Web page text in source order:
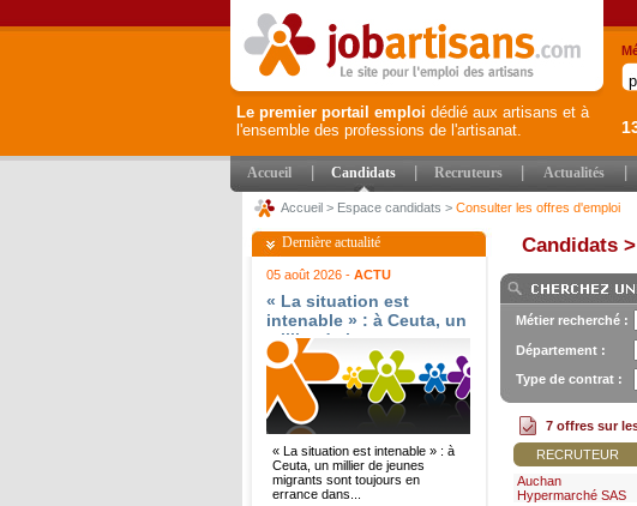
Le premier portail emploi dédié aux artisans et à
l'ensemble des professions de l'artisanat.
Accueil Candidats Recruteurs Actualités
Accueil > Espace candidats > Consulter les offres d'emploi
Dernière actualité
05 août 2026 - ACTU
« La situation est
intenable » : à Ceuta, un
millier de jeunes
migrants sont toujours
en errance dans l?
enclave - Ouest-France
« La situation est intenable » : à
Ceuta, un millier de jeunes
migrants sont toujours en
errance dans...
Candidats >
Métier recherché :
Département :
Type de contrat :
7 offres sur
RECRUTEUR
Auchan
Hypermarché SAS